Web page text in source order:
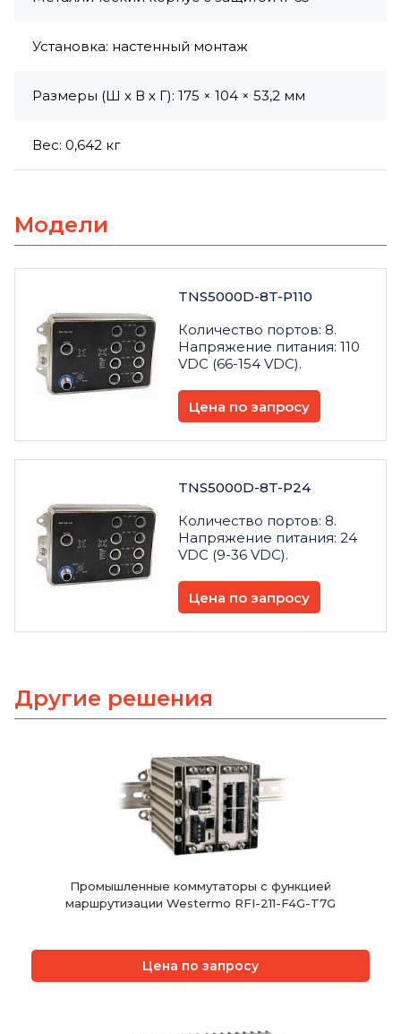
Установка: настенный монтаж
Размеры (Ш х В х Г): 175 × 104 × 53,2 мм
Вес: 0,642 кг
Модели
TNS5000D-8T-P110
Количество портов: 8.
Напряжение питания: 110
VDC (66-154 VDC).
Цена по запросу
TNS5000D-8T-P24
Количество портов: 8.
Напряжение питания: 24
VDC (9-36 VDC).
Цена по запросу
Другие решения
Промышленные коммутаторы с функцией
маршрутизации Westermo RFI-211-F4G-T7G
Цена по запросу